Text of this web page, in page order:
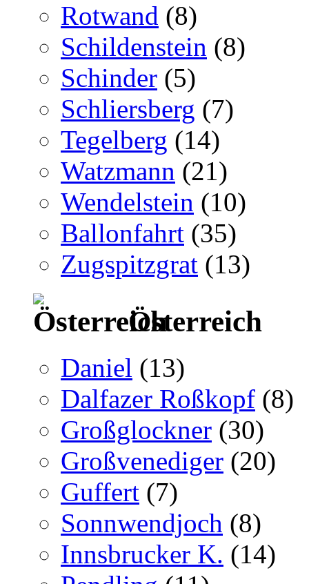
Rotwand (8)
Schildenstein (8)
Schinder (5)
Schliersberg (7)
Tegelberg (14)
Watzmann (21)
Wendelstein (10)
Ballonfahrt (35)
Zugspitzgrat (13)
Österreich
Daniel (13)
Dalfazer Roßkopf (8)
Großglockner (30)
Großvenediger (20)
Guffert (7)
Sonnwendjoch (8)
Innsbrucker K. (14)